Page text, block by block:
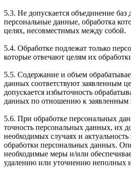
5.3. Не допускается объединение
персональные данные, обработка
целях, несовместимых между собой.
5.4. Обработке подлежат только
которые отвечают целям их
5.5. Содержание и объем
данных соответствуют заявленным
допускается избыточность
данных по отношению к заявленным
5.6. При обработке персональных
точность персональных данных, их
необходимых случаях и
обработки персональных данных.
необходимые меры и/или
удалению или уточнению неполных